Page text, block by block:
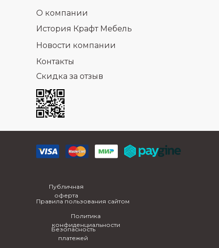
О компании
История Крафт Мебель
Новости компании
Контакты
Скидка за отзыв
Публичная
оферта
Правила пользования сайтом
Политика
конфиденциальности
Безопасность
платежей